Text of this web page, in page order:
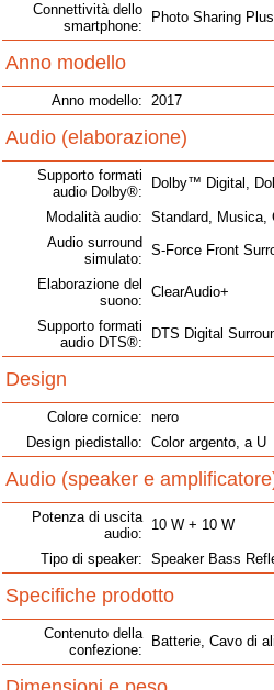
Connettività dello
smartphone:
Photo Sharing
Anno modello
Anno modello: 2017
Audio (elaborazione)
Supporto formati
audio Dolby®:
Dolby™ Digital,
Modalità audio: Standard, Musica,
Audio surround
simulato:
S-Force Front
Elaborazione del
suono:
ClearAudio+
Supporto formati
audio DTS®:
DTS Digital
Design
Colore cornice: nero
Design piedistallo: Color argento, a U
Audio (speaker e
Potenza di uscita
audio:
10 W + 10 W
Tipo di speaker: Speaker Bass
Specifiche prodotto
Contenuto della
confezione:
Batterie, Cavo di